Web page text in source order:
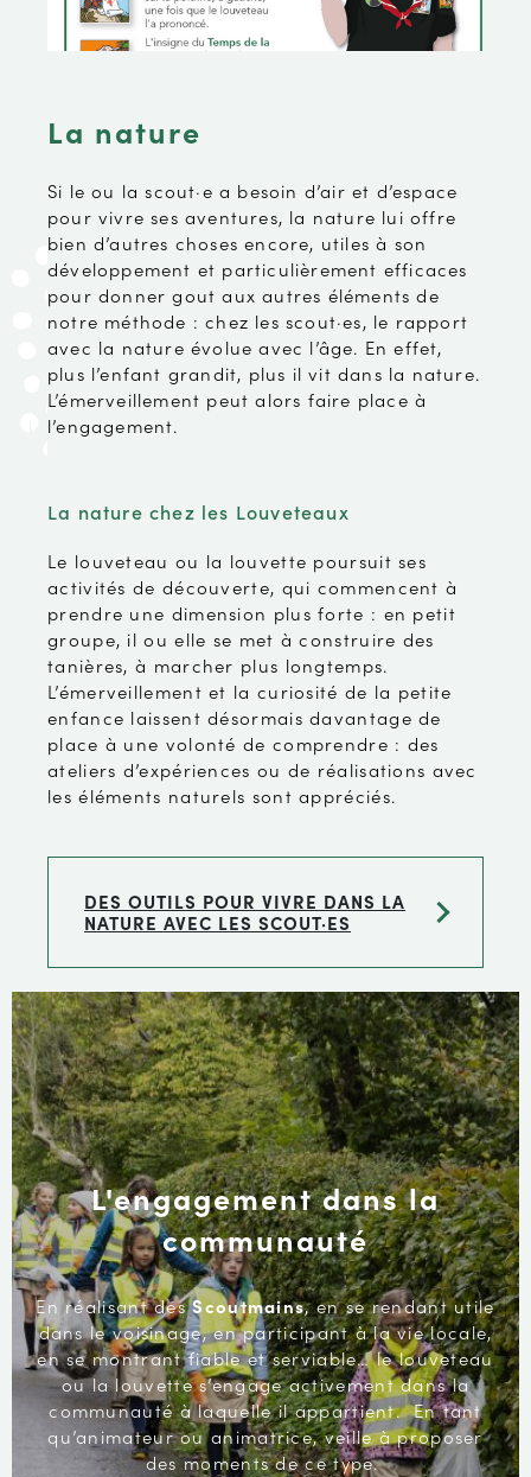
La nature
Si le ou la scout·e a besoin d’air et d’espace
pour vivre ses aventures, la nature lui offre
bien d’autres choses encore, utiles à son
développement et particulièrement efficaces
pour donner gout aux autres éléments de
notre méthode : chez les scout·es, le rapport
avec la nature évolue avec l’âge. En effet,
plus l’enfant grandit, plus il vit dans la nature.
L’émerveillement peut alors faire place à
l’engagement.
La nature chez les Louveteaux
Le louveteau ou la louvette poursuit ses
activités de découverte, qui commencent à
prendre une dimension plus forte : en petit
groupe, il ou elle se met à construire des
tanières, à marcher plus longtemps.
L’émerveillement et la curiosité de la petite
enfance laissent désormais davantage de
place à une volonté de comprendre : des
ateliers d’expériences ou de réalisations avec
les éléments naturels sont appréciés.
DES OUTILS POUR VIVRE DANS LA
NATURE AVEC LES SCOUT·ES
L'engagement dans la
communauté
En réalisant desScoutmains, en se rendant utile
dans le voisinage, en participant à la vie locale,
en se montrant fiable et serviable… le louveteau
ou la louvette s’engage activement dans la
communauté à laquelle il appartient. En tant
qu’animateur ou animatrice, veille à proposer
des moments de ce type.